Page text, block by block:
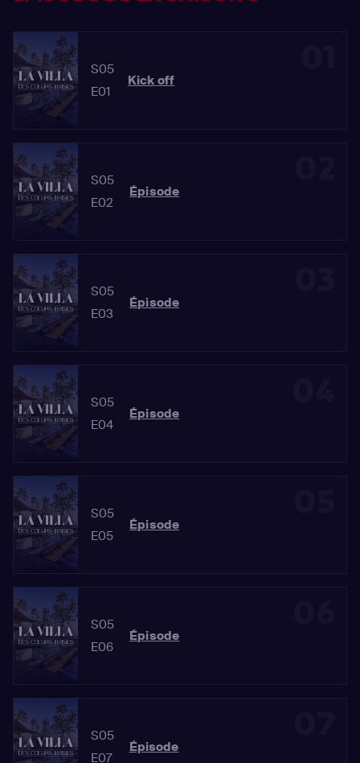
S05
E01
Kick off
S05
E02
Épisode
S05
E03
Épisode
S05
E04
Épisode
S05
E05
Épisode
S05
E06
Épisode
S05
E07
Épisode